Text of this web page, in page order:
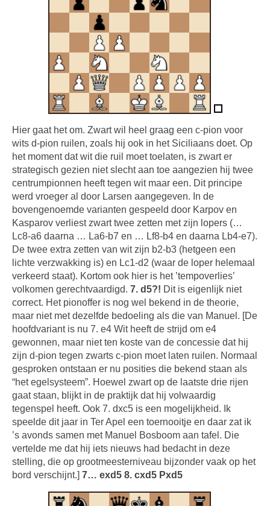
Hier gaat het om. Zwart wil heel graag een c-pion voor
wits d-pion ruilen, zoals hij ook in het Siciliaans doet. Op
het moment dat wit die ruil moet toelaten, is zwart er
strategisch gezien niet slecht aan toe aangezien hij twee
centrumpionnen heeft tegen wit maar een. Dit principe
werd vroeger al door Larsen aangegeven. In de
bovengenoemde varianten gespeeld door Karpov en
Kasparov verliest zwart twee zetten met zijn lopers (…
Lc8-a6 daarna … La6-b7 en … Lf8-b4 en daarna Lb4-e7).
De twee extra zetten van wit zijn b2-b3 (hetgeen een
lichte verzwakking is) en Lc1-d2 (waar de loper helemaal
verkeerd staat). Kortom ook hier is het ’tempoverlies’
volkomen gerechtvaardigd. 7. d5?! Dit is eigenlijk niet
correct. Het pionoffer is nog wel bekend in de theorie,
maar niet met dezelfde bedoeling als die van Manuel. [De
hoofdvariant is nu 7. e4 Wit heeft de strijd om e4
gewonnen, maar niet ten koste van de concessie dat hij
zijn d-pion tegen zwarts c-pion moet laten ruilen. Normaal
gesproken ontstaan er nu posities die bekend staan als
“het egelsysteem”. Hoewel zwart op de laatste drie rijen
gaat staan, blijkt in de praktijk dat hij volwaardig
tegenspel heeft. Ook 7. dxc5 is een mogelijkheid. Ik
speelde dit jaar in Ter Apel een toernooitje en daar zat ik
’s avonds samen met Manuel Bosboom aan tafel. Die
vertelde me dat hij iets nieuws had bedacht in deze
stelling, die op grootmeesterniveau bijzonder vaak op het
bord verschijnt.] 7… exd5 8. cxd5 Pxd5